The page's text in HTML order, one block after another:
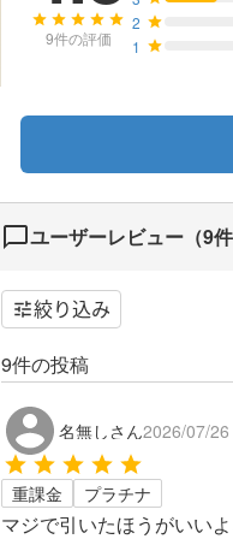
9件の評価
2
1
ユーザーレビュー（9件
絞り込み
9件の投稿
名無しさん2026/07/26
重課金 プラチナ
マジで引いたほうがいい